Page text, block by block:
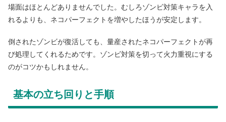
場面はほとんどありませんでした。むしろゾンビ対策キャラを入
れるよりも、ネコパーフェクトを増やしたほうが安定します。
倒されたゾンビが復活しても、量産されたネコパーフェクトが再
び処理してくれるためです。ゾンビ対策を切って火力重視にする
のがコツかもしれません。
基本の立ち回りと手順